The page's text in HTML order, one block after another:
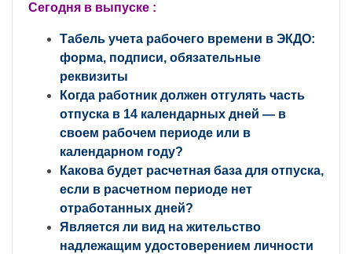
Сегодня в выпуске :
Табель учета рабочего времени в ЭКДО:
форма, подписи, обязательные
реквизиты
Когда работник должен отгулять часть
отпуска в 14 календарных дней — в
своем рабочем периоде или в
календарном году?
Какова будет расчетная база для отпуска,
если в расчетном периоде нет
отработанных дней?
Является ли вид на жительство
надлежащим удостоверением личности